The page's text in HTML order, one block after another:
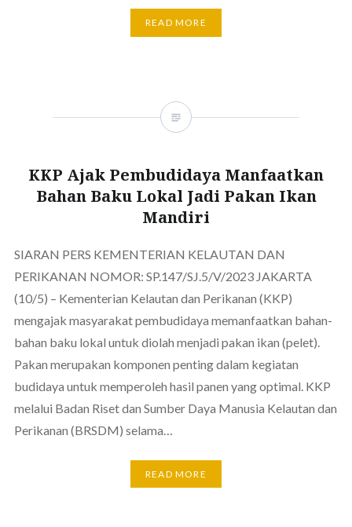
READ MORE
KKP Ajak Pembudidaya Manfaatkan
Bahan Baku Lokal Jadi Pakan Ikan
Mandiri
SIARAN PERS KEMENTERIAN KELAUTAN DAN
PERIKANAN NOMOR: SP.147/SJ.5/V/2023 JAKARTA
(10/5) – Kementerian Kelautan dan Perikanan (KKP)
mengajak masyarakat pembudidaya memanfaatkan bahan-
bahan baku lokal untuk diolah menjadi pakan ikan (pelet).
Pakan merupakan komponen penting dalam kegiatan
budidaya untuk memperoleh hasil panen yang optimal. KKP
melalui Badan Riset dan Sumber Daya Manusia Kelautan dan
Perikanan (BRSDM) selama…
READ MORE